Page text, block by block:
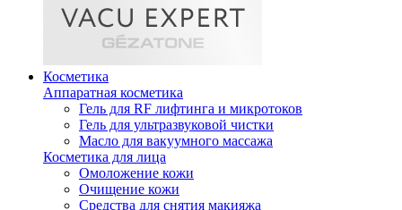
Косметика
Аппаратная косметика
Гель для RF лифтинга и микротоков
Гель для ультразвуковой чистки
Масло для вакуумного массажа
Косметика для лица
Омоложение кожи
Очищение кожи
Средства для снятия макияжа